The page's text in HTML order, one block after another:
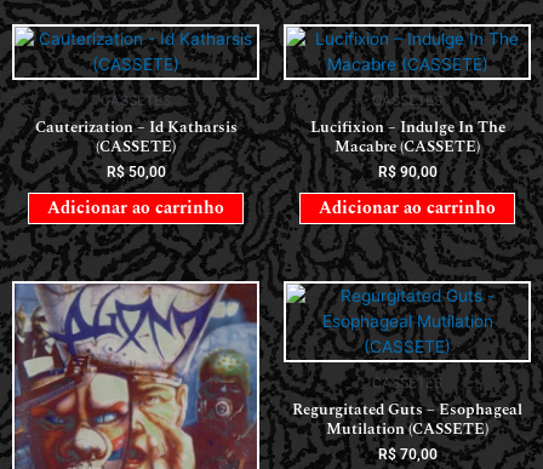
CASSETES
Cauterization – Id Katharsis
(CASSETE)
R$50,00
Adicionar ao carrinho
CASSETES
Lucifixion – Indulge In The
Macabre (CASSETE)
R$90,00
Adicionar ao carrinho
CASSETES
Regurgitated Guts – Esophageal
Mutilation (CASSETE)
R$70,00